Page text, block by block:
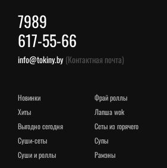
7989
617-55-66
info@tokiny.by (Контактная почта)
новинки
хиты
выгодно сегодня
суши-сеты
суши и роллы
фрай роллы
лапша wok
сеты из горячего
супы
рамэны